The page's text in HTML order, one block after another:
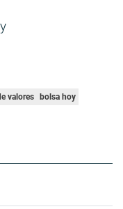
valores
bolsa hoy